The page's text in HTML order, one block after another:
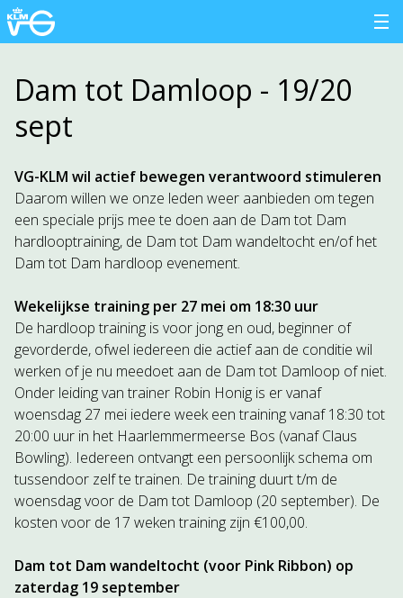
Dam tot Damloop - 19/20
sept
VG-KLM wil actief bewegen verantwoord stimuleren
Daarom willen we onze leden weer aanbieden om tegen
een speciale prijs mee te doen aan de Dam tot Dam
hardlooptraining, de Dam tot Dam wandeltocht en/of het
Dam tot Dam hardloop evenement.
Wekelijkse training per 27 mei om 18:30 uur
De hardloop training is voor jong en oud, beginner of
gevorderde, ofwel iedereen die actief aan de conditie wil
werken of je nu meedoet aan de Dam tot Damloop of niet.
Onder leiding van trainer Robin Honig is er vanaf
woensdag 27 mei iedere week een training vanaf 18:30 tot
20:00 uur in het Haarlemmermeerse Bos (vanaf Claus
Bowling). Iedereen ontvangt een persoonlijk schema om
tussendoor zelf te trainen. De training duurt t/m de
woensdag voor de Dam tot Damloop (20 september). De
kosten voor de 17 weken training zijn €100,00.
Dam tot Dam wandeltocht (voor Pink Ribbon) op
zaterdag 19 september